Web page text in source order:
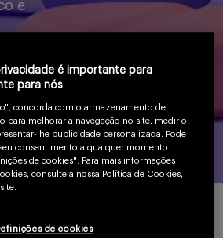
e
quais tratamentos
é importante para
para nós
concorda com o armazenamento de
para melhorar a navegação no site, medir o
lhe publicidade personalizada. Pode
consentimento a qualquer momento
de cookies". Para mais informações
consulte a nossa Política de Cookies,
de cookies